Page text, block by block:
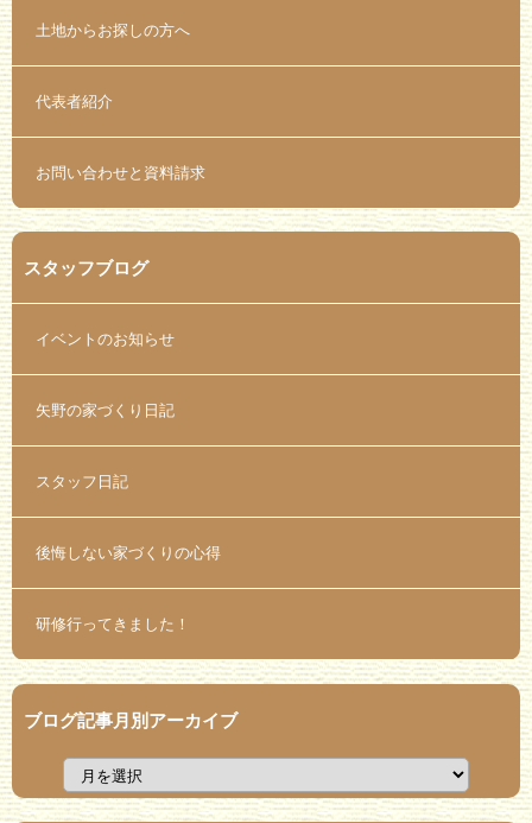
土地からお探しの方へ
代表者紹介
お問い合わせと資料請求
スタッフブログ
イベントのお知らせ
矢野の家づくり日記
スタッフ日記
後悔しない家づくりの心得
研修行ってきました！
ブログ記事月別アーカイブ